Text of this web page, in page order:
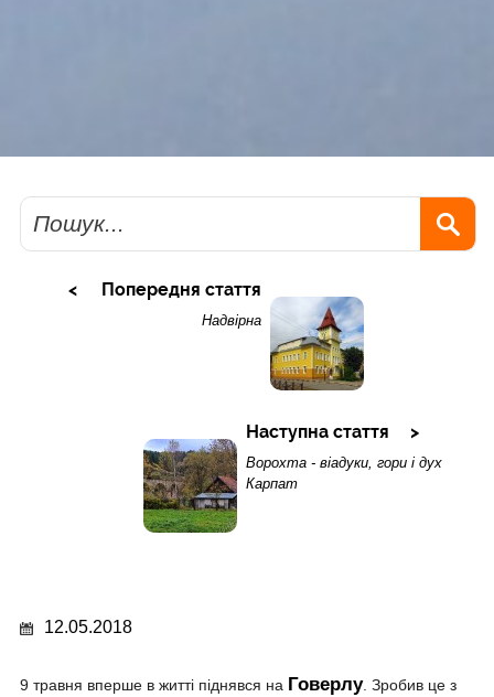
Пошук
Попередня стаття
Надвірна
Наступна стаття
Ворохта - віадуки, гори і дух
Карпат
12.05.2018
9 травня вперше в житті піднявся на Говерлу. Зробив це з